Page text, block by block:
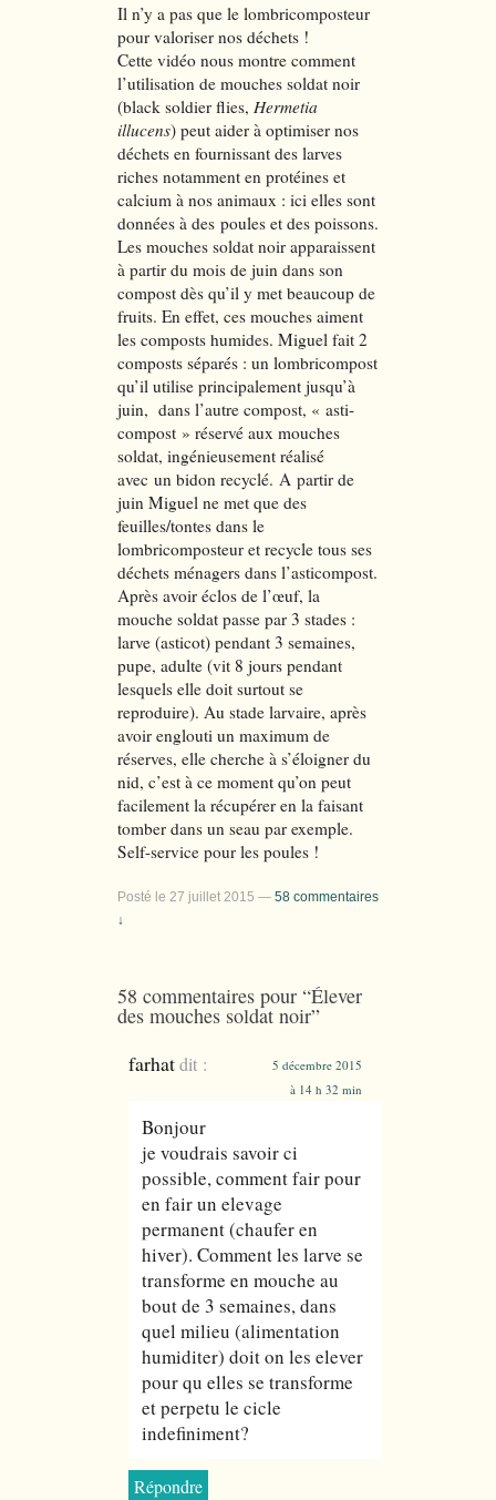
Il n’y a pas que le lombricomposteur
pour valoriser nos déchets !
Cette vidéo nous montre comment
l’utilisation de mouches soldat noir
(black soldier flies, Hermetia
illucens) peut aider à optimiser nos
déchets en fournissant des larves
riches notamment en protéines et
calcium à nos animaux : ici elles sont
données à des poules et des poissons.
Les mouches soldat noir apparaissent
à partir du mois de juin dans son
compost dès qu’il y met beaucoup de
fruits. En effet, ces mouches aiment
les composts humides. Miguel fait 2
composts séparés : un lombricompost
qu’il utilise principalement jusqu’à
juin, dans l’autre compost, « asti-
compost » réservé aux mouches
soldat, ingénieusement réalisé
avec un bidon recyclé. A partir de
juin Miguel ne met que des
feuilles/tontes dans le
lombricomposteur et recycle tous ses
déchets ménagers dans l’asticompost.
Après avoir éclos de l’œuf, la
mouche soldat passe par 3 stades :
larve (asticot) pendant 3 semaines,
pupe, adulte (vit 8 jours pendant
lesquels elle doit surtout se
reproduire). Au stade larvaire, après
avoir englouti un maximum de
réserves, elle cherche à s’éloigner du
nid, c’est à ce moment qu’on peut
facilement la récupérer en la faisant
tomber dans un seau par exemple.
Self-service pour les poules !
Posté le 27 juillet 2015 — 58 commentaires
↓
58 commentaires pour “Élever
des mouches soldat noir”
farhatdit :
5 décembre 2015
à 14 h 32 min
Bonjour
je voudrais savoir ci
possible, comment fair pour
en fair un elevage
permanent (chaufer en
hiver). Comment les larve se
transforme en mouche au
bout de 3 semaines, dans
quel milieu (alimentation
humiditer) doit on les elever
pour qu elles se transforme
et perpetu le cicle
indefiniment?
Répondre